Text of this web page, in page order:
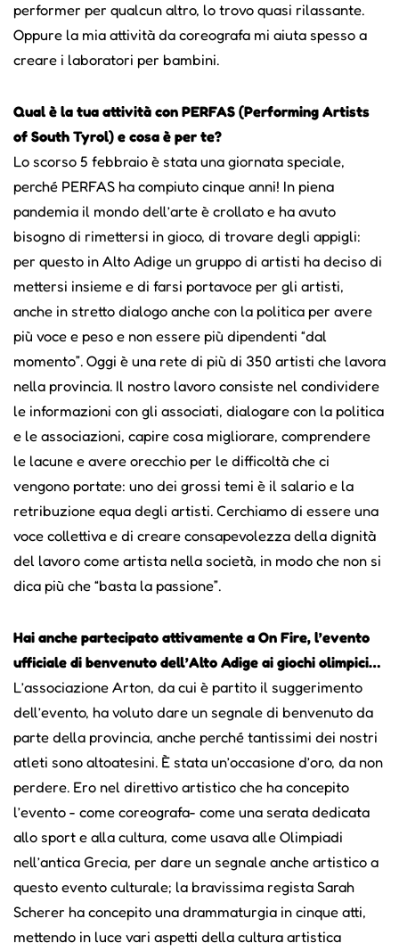
performer per qualcun altro, lo trovo quasi rilassante.
Oppure la mia attività da coreografa mi aiuta spesso a
creare i laboratori per bambini.
Qual è la tua attività con PERFAS (Performing Artists
of South Tyrol) e cosa è per te?
Lo scorso 5 febbraio è stata una giornata speciale,
perché PERFAS ha compiuto cinque anni! In piena
pandemia il mondo dell’arte è crollato e ha avuto
bisogno di rimettersi in gioco, di trovare degli appigli:
per questo in Alto Adige un gruppo di artisti ha deciso di
mettersi insieme e di farsi portavoce per gli artisti,
anche in stretto dialogo anche con la politica per avere
più voce e peso e non essere più dipendenti “dal
momento”. Oggi è una rete di più di 350 artisti che lavora
nella provincia. Il nostro lavoro consiste nel condividere
le informazioni con gli associati, dialogare con la politica
e le associazioni, capire cosa migliorare, comprendere
le lacune e avere orecchio per le difficoltà che ci
vengono portate: uno dei grossi temi è il salario e la
retribuzione equa degli artisti. Cerchiamo di essere una
voce collettiva e di creare consapevolezza della dignità
del lavoro come artista nella società, in modo che non si
dica più che “basta la passione”.
Hai anche partecipato attivamente a On Fire, l’evento
ufficiale di benvenuto dell’Alto Adige ai giochi olimpici…
L’associazione Arton, da cui è partito il suggerimento
dell’evento, ha voluto dare un segnale di benvenuto da
parte della provincia, anche perché tantissimi dei nostri
atleti sono altoatesini. È stata un’occasione d’oro, da non
perdere. Ero nel direttivo artistico che ha concepito
l’evento - come coreografa- come una serata dedicata
allo sport e alla cultura, come usava alle Olimpiadi
nell’antica Grecia, per dare un segnale anche artistico a
questo evento culturale; la bravissima regista Sarah
Scherer ha concepito una drammaturgia in cinque atti,
mettendo in luce vari aspetti della cultura artistica